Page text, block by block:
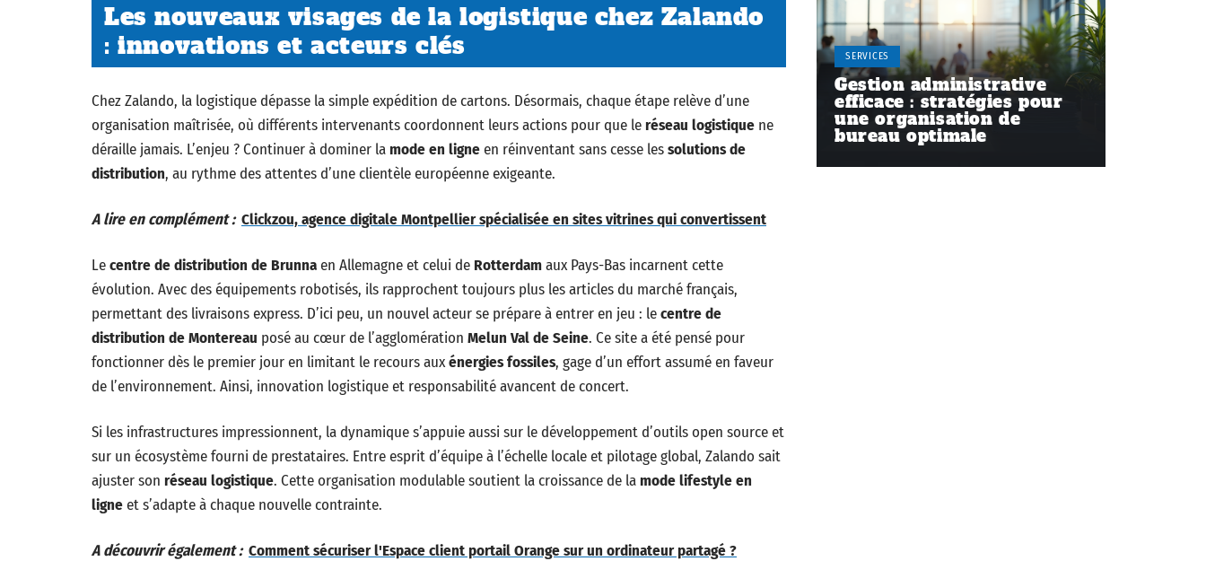
Les nouveaux visages de la logistique chez Zalando
: innovations et acteurs clés
Chez Zalando, la logistique dépasse la simple expédition de cartons. Désormais, chaque étape relève d’une
organisation maîtrisée, où différents intervenants coordonnent leurs actions pour que leréseau logistique ne
déraille jamais. L’enjeu ? Continuer à dominer lamode en ligneen réinventant sans cesse lessolutions de
distribution, au rythme des attentes d’une clientèle européenne exigeante.
A lire en complément : Clickzou, agence digitale Montpellier spécialisée en sites vitrines qui convertissent
Lecentre de distribution de Brunnaen Allemagne et celui de Rotterdamaux Pays-Bas incarnent cette
évolution. Avec des équipements robotisés, ils rapprochent toujours plus les articles du marché français,
permettant des livraisons express. D’ici peu, un nouvel acteur se prépare à entrer en jeu : lecentre de
distribution de Montereau posé au cœur de l’agglomération Melun Val de Seine. Ce site a été pensé pour
fonctionner dès le premier jour en limitant le recours auxénergies fossiles, gage d’un effort assumé en faveur
de l’environnement. Ainsi, innovation logistique et responsabilité avancent de concert.
Si les infrastructures impressionnent, la dynamique s’appuie aussi sur le développement d’outils open source et
sur un écosystème fourni de prestataires. Entre esprit d’équipe à l’échelle locale et pilotage global, Zalando sait
ajuster son réseau logistique. Cette organisation modulable soutient la croissance de lamode lifestyle en
ligneet s’adapte à chaque nouvelle contrainte.
A découvrir également : Comment sécuriser l'Espace client portail Orange sur un ordinateur partagé ?
SERVICES
Gestion administrative
efficace : stratégies pour
une organisation de
bureau optimale